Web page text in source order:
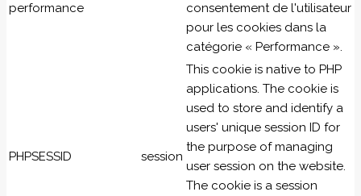
performance
consentement de l'utilisateur
pour les cookies dans la
catégorie « Performance ».
PHPSESSID session
This cookie is native to PHP
applications. The cookie is
used to store and identify a
users' unique session ID for
the purpose of managing
user session on the website.
The cookie is a session